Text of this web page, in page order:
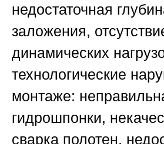
недостаточная
заложения,
динамических
технологические
монтаже:
гидрошпонки,
сварка полотен,